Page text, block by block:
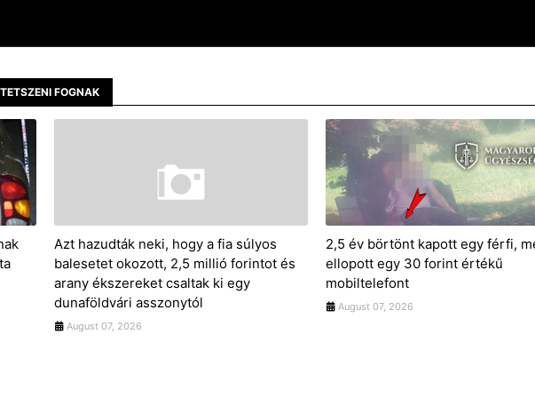
FOGNAK
Azt hazudták neki, hogy a fia súlyos
balesetet okozott, 2,5 millió forintot és
arany ékszereket csaltak ki egy
dunaföldvári asszonytól
August 07, 2026
2,5 év börtönt kapott egy férfi,
ellopott egy 30 forint értékű
mobiltelefont
August 07, 2026